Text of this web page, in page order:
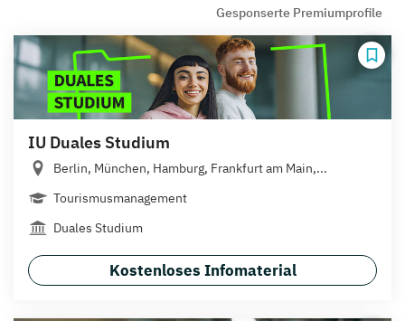
Gesponserte Premiumprofile
IU Duales Studium
Berlin, München, Hamburg, Frankfurt am Main,...
Tourismusmanagement
Duales Studium
Kostenloses Infomaterial